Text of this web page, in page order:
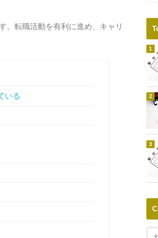
。転職活動を有利に進め、キャリ
いる